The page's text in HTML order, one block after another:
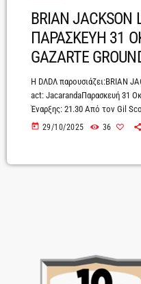
BRIAN JACKSON
ΠΑΡΑΣΚΕΥΗ 31
GAZARTE
Η DΛDΛ παρουσιάζει:BRIAN
act: JacarandaΠαρασκευή 31
Έναρξης: 21.30 Από τον Gil
conscious soul έρχεται για
Black Thought στα
today 29/10/2025 36